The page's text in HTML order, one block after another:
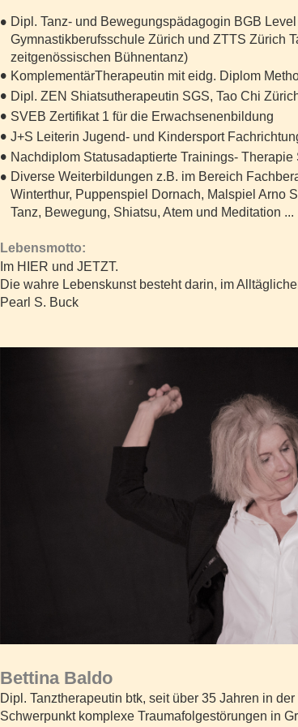
• Dipl. Tanz- und Bewegungspädagogin BGB
Gymnastikberufsschule Zürich und ZTTS Zürich
zeitgenössischen Bühnentanz)
• KomplementärTherapeutin mit eidg. Diplom
• Dipl. ZEN Shiatsutherapeutin SGS, Tao Chi
• SVEB Zertifikat 1 für die Erwachsenenbildung
• J+S Leiterin Jugend- und Kindersport
• Nachdiplom Statusadaptierte Trainings-
• Diverse Weiterbildungen z.B. im Bereich
Winterthur, Puppenspiel Dornach, Malspiel Arno
Tanz, Bewegung, Shiatsu, Atem und Meditation ...
Lebensmotto:
Im HIER und JETZT.
Die wahre Lebenskunst besteht darin, im
Pearl S. Buck
Bettina Baldo
Dipl. Tanztherapeutin btk, seit über 35 Jahren in
Schwerpunkt komplexe Traumafolgestörungen in